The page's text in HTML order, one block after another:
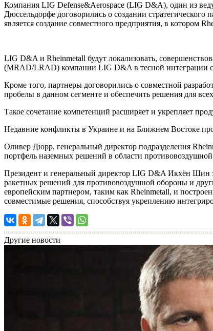
Компания LIG Defense&Aerospace (LIG D&A), один из
Дюссельдорфе договорились о создании
является создание совместного предприятия, в котором
LIG D&A и Rheinmetall будут локализовать,
(MRAD/LRAD) компании LIG D&A в тесной интеграции
Кроме того, партнеры договорились о совместной
пробелы в данном сегменте и обеспечить решения для
Такое сочетание компетенций расширяет и укрепляет
Недавние конфликты в Украине и на Ближнем Востоке
Оливер Дюрр, генеральный директор подразделения
портфель наземных решений в области
Президент и генеральный директор LIG D&A Икхён Шин
ракетных решений для противовоздушной обороны и
европейским партнером, таким как Rheinmetall, и
совместимые решения, способствуя укреплению
Другие новости